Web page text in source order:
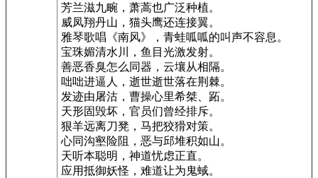
芳兰滋九畹，萧蒿也广泛种植。
威凤翔丹山，猫头鹰还连接翼。
雅琴歌唱《南风》，青蛙呱呱的叫声不容息。
宝珠媚清水川，鱼目光激发射。
善恶香臭怎么同器，云壤从相隔。
咄咄进逼人，逝世逝世落在荆棘。
发迹由屠沽，曹操心里希桀、跖。
天形固毁坏，官员们曾经排斥。
狠羊远离刀凳，马把狡猾对策。
心同沟壑险阻，恶与邱堆积如山。
天听本聪明，神道忧虑正直。
应用抵御妖怪，难道让为鬼蜮。